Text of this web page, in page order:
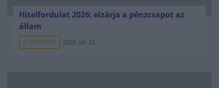
Hitelfordulat 2026: elzárja a pénzcsapot az
állam
ELEMZÉSEK 2026. júl. 22.